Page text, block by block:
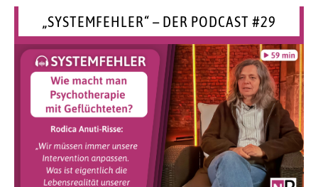
„SYSTEMFEHLER“ – DER PODCAST #29